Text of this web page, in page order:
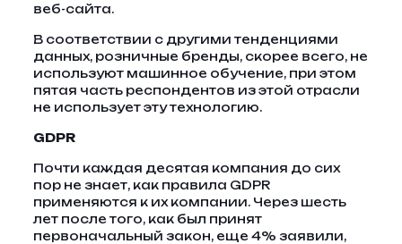
веб-сайта.
В соответствии с другими тенденциями
данных, розничные бренды, скорее всего, не
используют машинное обучение, при этом
пятая часть респондентов из этой отрасли
не использует эту технологию.
GDPR
Почти каждая десятая компания до сих
пор не знает, как правила GDPR
применяются к их компании. Через шесть
лет после того, как был принят
первоначальный закон, еще 4% заявили,